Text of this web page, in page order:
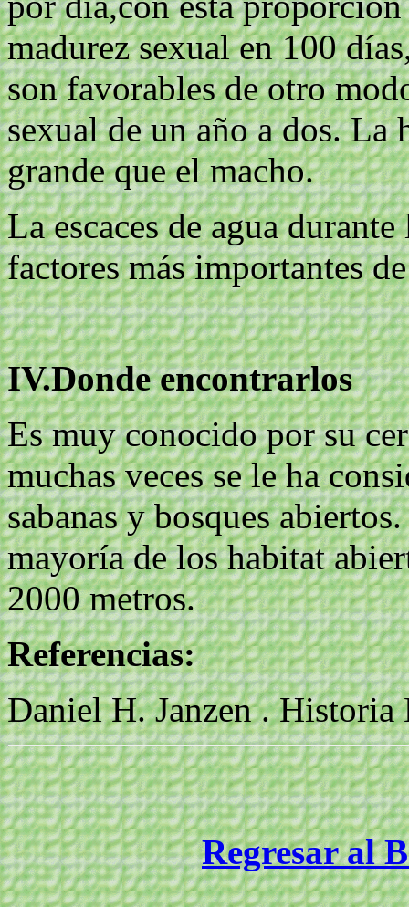
madurez sexual en 100
son favorables de otro
sexual de un año a dos. La
grande que el macho.
La escaces de agua
factores más importantes
IV.Donde encontrarlos
Es muy conocido por su
muchas veces se le ha
sabanas y bosques
mayoría de los habitat
2000 metros.
Referencias:
Daniel H. Janzen . Historia
Regresar al